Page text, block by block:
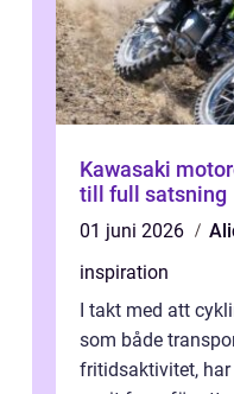
Kawasaki motorcykel från
till full satsning
01 juni 2026
inspiration
I takt med att
som både
fritidsaktivitet,